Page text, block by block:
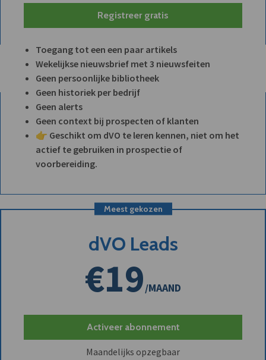
Registreer gratis
Toegang tot een een paar artikels
Wekelijkse nieuwsbrief met 3 nieuwsfeiten
Geen persoonlijke bibliotheek
Geen historiek per bedrijf
Geen alerts
Geen context bij prospecten of klanten
👉 Geschikt om dVO te leren kennen, niet om het
actief te gebruiken in prospectie of
voorbereiding.
Meest gekozen
dVO Leads
€19/MAAND
Activeer abonnement
Maandelijks opzegbaar